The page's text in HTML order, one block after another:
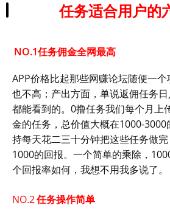
任务适合用户的
NO.1任务佣金全网最高
APP价格比起那些网赚论坛随便一
也不高；产出方面，单说返佣任务
都能看到的。0撸任务我们每个月上
金的任务，总价值大概在1000-
持每天花二三十分钟把这些任务做
1000的回报。一个简单的乘除，
个回报率如何，我想不用我多说了。
NO.2任务操作简单